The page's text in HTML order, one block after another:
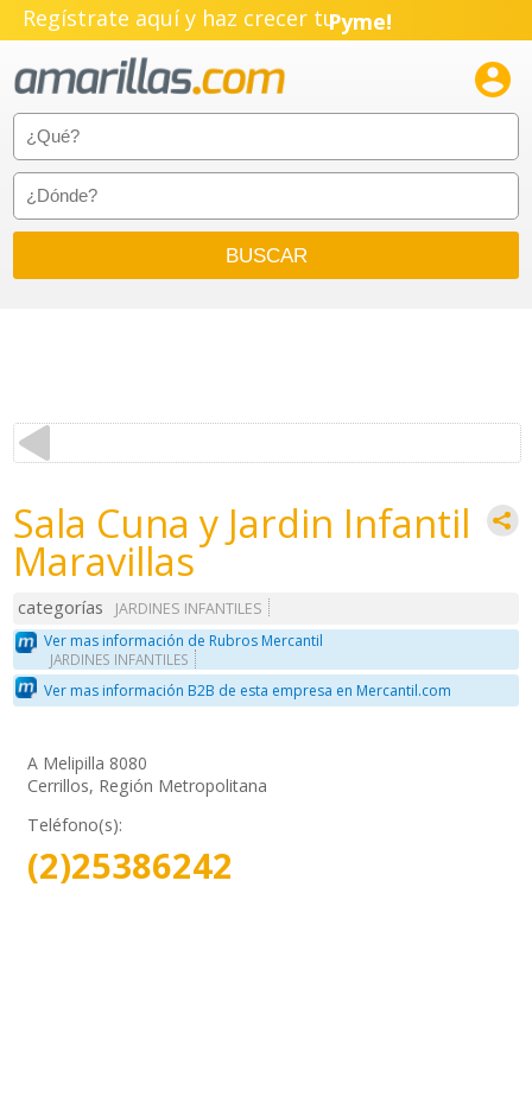
Regístrate aquí y haz crecer tuPyme!
Emprendimiento!

Sala Cuna y Jardin Infantil
Maravillas
categorías
JARDINES INFANTILES
Ver mas información de Rubros Mercantil
JARDINES INFANTILES
Ver mas información B2B de esta empresa en Mercantil.com
A Melipilla 8080
Cerrillos, Región Metropolitana
Teléfono(s):
(2)25386242